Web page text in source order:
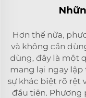
Hơn thế nữa,
và không cần
dùng, đây là một
mang lại ngay lập
sự khác biệt rõ rệt
đầu tiên. Phương